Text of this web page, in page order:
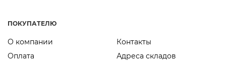
ПОКУПАТЕЛЮ
О компании
Оплата
Контакты
Адреса складов